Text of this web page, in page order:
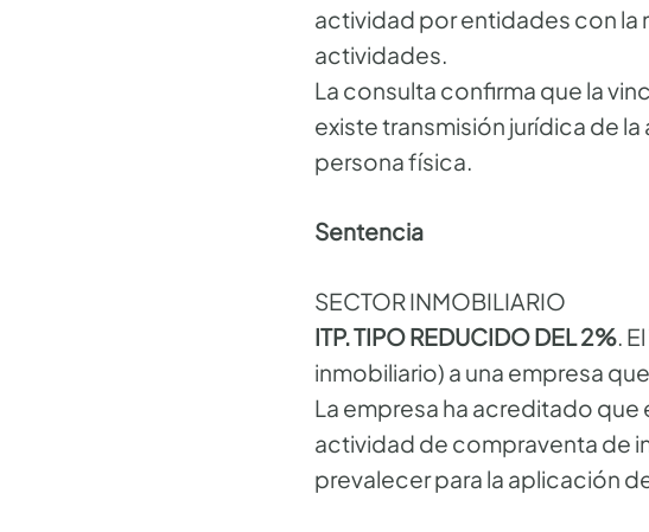
actividad por entidades con la
actividades.
La consulta confirma que la
existe transmisión jurídica de
persona física.
Sentencia
SECTOR INMOBILIARIO
ITP. TIPO REDUCIDO DEL 2%.
inmobiliario) a una empresa
La empresa ha acreditado
actividad de compraventa de
prevalecer para la